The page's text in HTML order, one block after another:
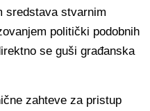
sredstava stvarnim
politički podobnih
se guši građanska
zahteve za pristup